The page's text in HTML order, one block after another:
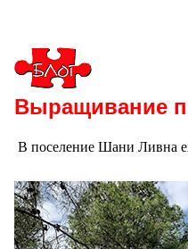
Выращивание
В поселение Шани Ливна